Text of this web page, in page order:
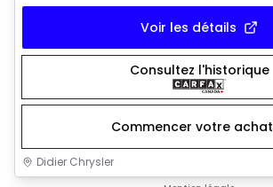
Voir les détails
Consultez l'historique
Commencer votre achat
Didier Chrysler